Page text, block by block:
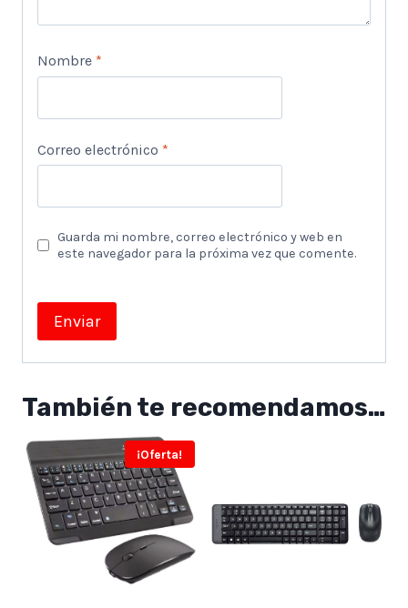
Nombre *
Correo electrónico *
Guarda mi nombre, correo electrónico y web en
este navegador para la próxima vez que comente.
También te recomendamos…
¡Oferta!